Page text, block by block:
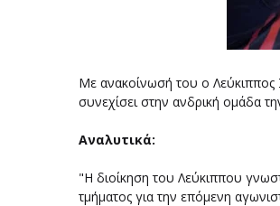
Mε ανακοίνωσή του ο
συνεχίσει στην ανδρική ομάδα
Αναλυτικά:
"Η διοίκηση του Λεύκιππου
τμήματος για την επόμενη